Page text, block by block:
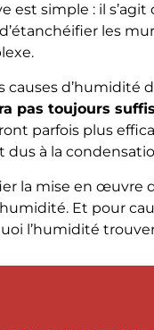
est simple : il
les
d’humidité
pas toujours
parfois plus
dus à la
la mise en œuvre
Et pour
l’humidité